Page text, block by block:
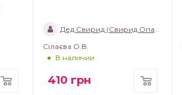
Дед Свирид (Свирид Опанасович)
Сілаєва О.В.
В наличии
410 грн